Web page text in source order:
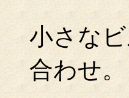
小さな
合わせ。